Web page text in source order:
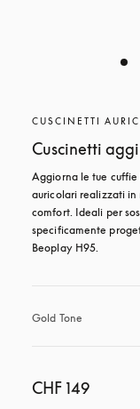
CUSCINETTI
Cuscinetti
Aggiorna le tue
auricolari realizzati in
comfort. Ideali per
specificamente
Beoplay H95.
Gold Tone
CHF 149